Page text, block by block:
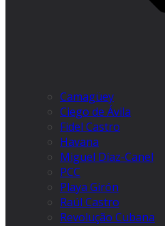
Camagüey
Ciego de Ávila
Fidel Castro
Havana
Miguel Díaz-Canel
PCC
Playa Girón
Raúl Castro
Revolução Cubana